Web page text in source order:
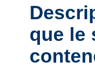
que le